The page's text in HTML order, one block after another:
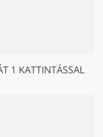
1 KATTINTÁSSAL